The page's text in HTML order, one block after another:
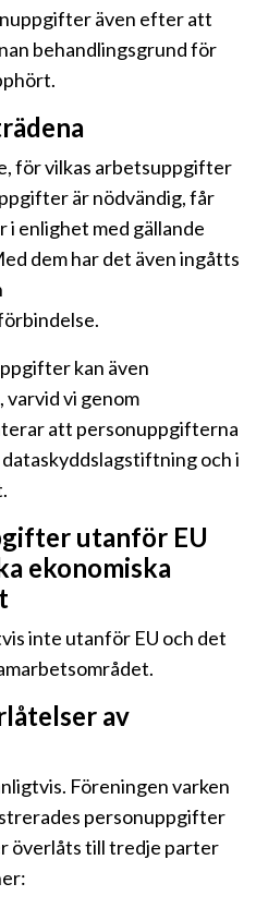
även efter att
behandlingsgrund för
för vilkas arbetsuppgifter
är nödvändig, får
enlighet med gällande
dem har det även ingåtts
kan även
varvid vi genom
att personuppgifterna
och i
utanför EU
ekonomiska
inte utanför EU och det
av
Föreningen varken
personuppgifter
överlåts till tredje parter